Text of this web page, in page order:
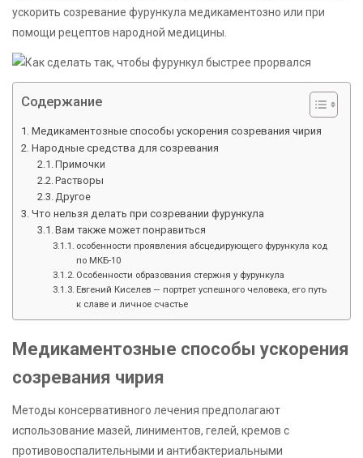
ускорить созревание фурункула медикаментозно или при
помощи рецептов народной медицины.
Содержание
Медикаментозные способы ускорения созревания чирия
Народные средства для созревания
Примочки
Растворы
Другое
Что нельзя делать при созревании фурункула
Вам также может понравиться
особенности проявления абсцедирующего фурункула код
по МКБ-10
Особенности образования стержня у фурункула
Евгений Киселев — портрет успешного человека, его путь
к славе и личное счастье
Медикаментозные способы ускорения
созревания чирия
Методы консервативного лечения предполагают
использование мазей, линиментов, гелей, кремов с
противовоспалительными и антибактериальными